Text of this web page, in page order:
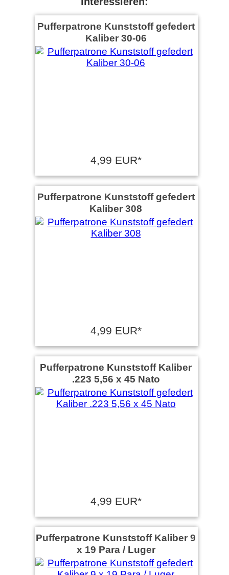
Pufferpatrone Kunststoff gefedert
Kaliber 30-06
4,99 EUR*
Pufferpatrone Kunststoff gefedert
Kaliber 308
4,99 EUR*
Pufferpatrone Kunststoff Kaliber
.223 5,56 x 45 Nato
4,99 EUR*
Pufferpatrone Kunststoff Kaliber 9
x 19 Para / Luger